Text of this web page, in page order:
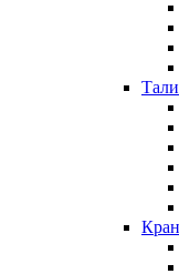
Тали